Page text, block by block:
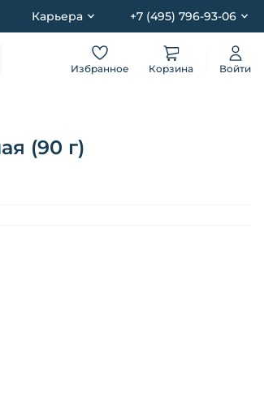
Карьера +7 (495) 796-93-06
Избранное Корзина Войти
(90 г)